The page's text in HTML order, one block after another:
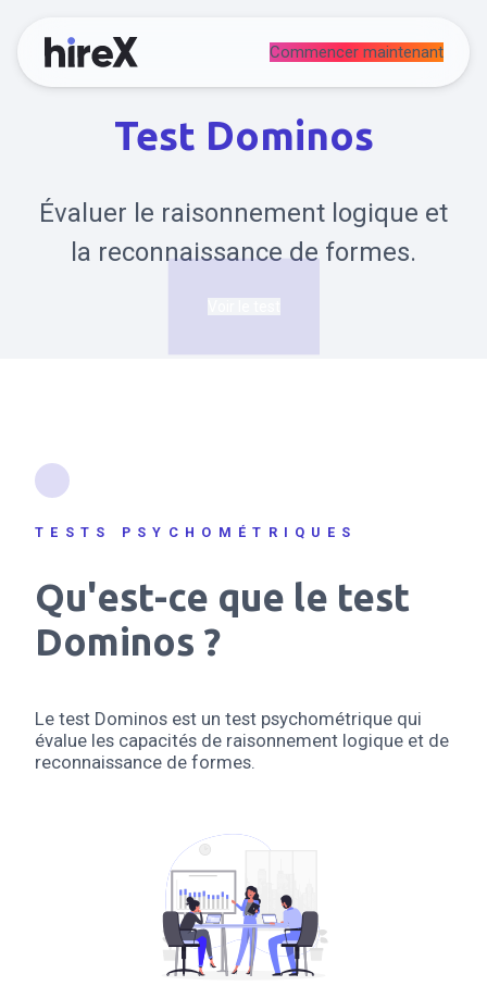
Commencer maintenant
Test Dominos
Évaluer le raisonnement logique et
la reconnaissance de formes.
TESTS PSYCHOMÉTRIQUES
Qu'est-ce que le test
Dominos ?
Le test Dominos est un test psychométrique qui
évalue les capacités de raisonnement logique et de
reconnaissance de formes.